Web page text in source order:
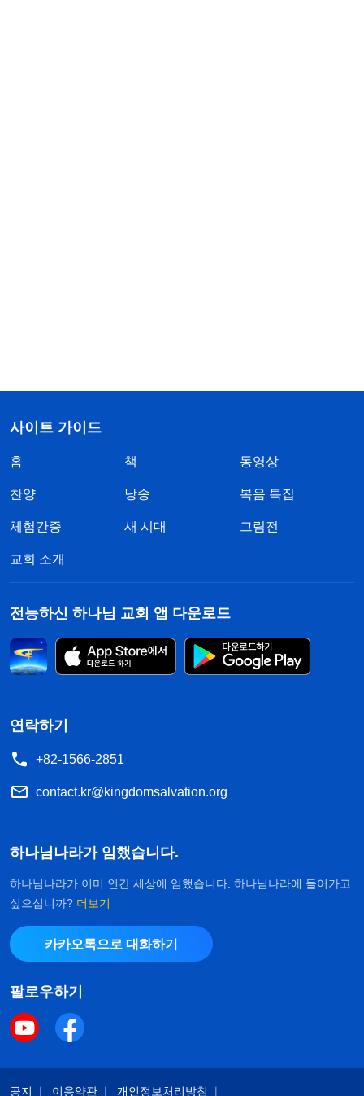
사이트 가이드
홈 책 동영상
찬양 낭송 복음 특집
체험간증 새 시대 그림전
교회 소개
전능하신 하나님 교회 앱 다운로드
연락하기
+82-1566-2851
contact.kr@kingdomsalvation.org
하나님나라가 임했습니다.
하나님나라가 이미 인간 세상에 임했습니다. 하나님나라에 들어가고
싶으십니까? 더보기
카카오톡으로 대화하기
팔로우하기
공지 이용약관 개인정보처리방침